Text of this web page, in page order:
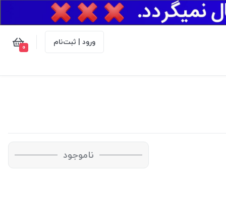
ورود | ثبت‌نام 0
ناموجود